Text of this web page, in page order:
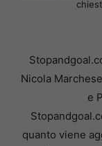
Nicola
e
quanto viene